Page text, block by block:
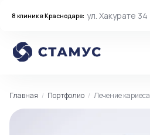
8 клиник в Краснодаре: ул. Хакурате 34
Главная Портфолио Лечение кариеса